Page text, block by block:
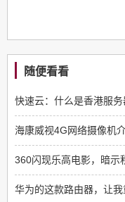
随便看看
快速云：什么是香港服务
海康威视4G网络摄像机
360闪现乐高电影，暗示
华为的这款路由器，让